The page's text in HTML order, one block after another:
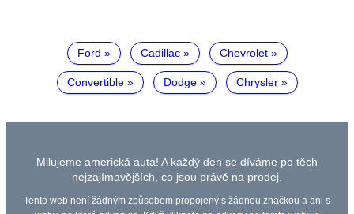
Ford Cadillac Chevrolet
Convertible Dodge Chrysler
Milujeme americká auta! A každý den se díváme po těch
nejzajímavějších, co jsou právě na prodej.
Tento web není žádným způsobem propojený s žádnou značkou a ani s